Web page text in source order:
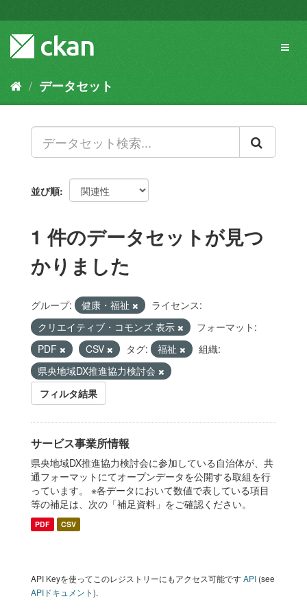
キ
容
データセット
並び順
1 件のデータセットが見つ
かりました
グループ: 健康・福祉
ライセンス:
クリエイティブ・コモンズ 表示
フォーマット:
PDF
CSV タグ: 福祉
組織:
県央地域DX推進協力検討会
フィルタ結果
サービス事業所情報
県央地域DX推進協力検討会に参加している自治体が、共
通フォーマットにてオープンデータを公開する取組を行
っています。 ※各データにおいて数値で表している項目
等の補足は、次の「補足資料」をご確認ください。
PDF CSV
API Keyを使ってこのレジストリーにもアクセス可能ですAPI (see
APIドキュメント).